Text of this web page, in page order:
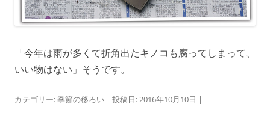
「今年は雨が多くて折角出たキノコも腐ってしまって、
いい物はない」そうです。
カテゴリー:季節の移ろい | 投稿日:2016年10月10日 |